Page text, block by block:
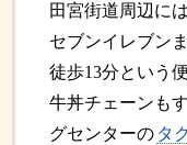
田宮街道周辺に
セブンイレブン
徒歩13分という
牛丼チェーンも
グセンターの タ